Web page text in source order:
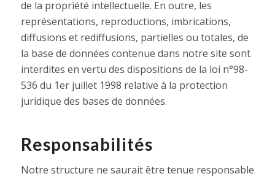
de la propriété intellectuelle. En outre, les
représentations, reproductions, imbrications,
diffusions et rediffusions, partielles ou totales, de
la base de données contenue dans notre site sont
interdites en vertu des dispositions de la loi n°98-
536 du 1er juillet 1998 relative à la protection
juridique des bases de données.
Responsabilités
Notre structure ne saurait être tenue responsable